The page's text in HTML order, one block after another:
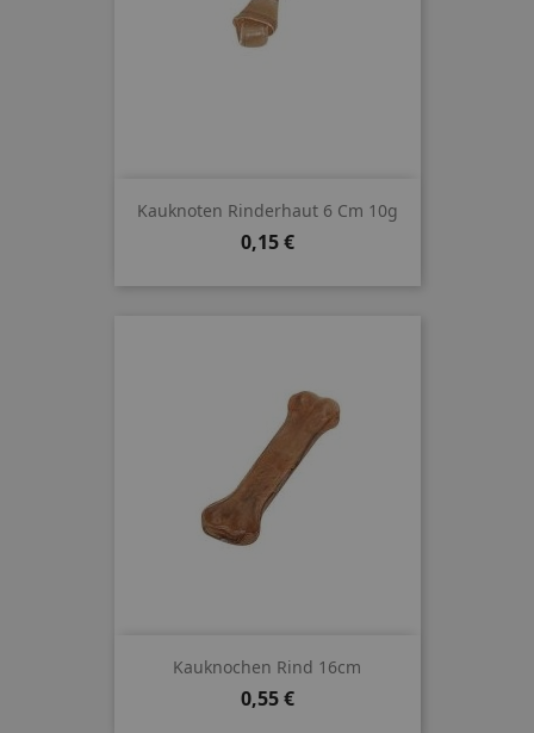
Kauknoten Rinderhaut 6 Cm 10g
Preis
0,15 €
Kauknochen Rind 16cm
Preis
0,55 €